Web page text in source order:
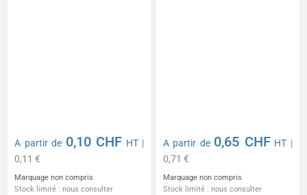
A partir de 0,10 CHF HT|
0,11 €
Marquage non compris
Stock limité : nous consulter
A partir de 0,65 CHF HT |
0,71 €
Marquage non compris
Stock limité : nous consulter